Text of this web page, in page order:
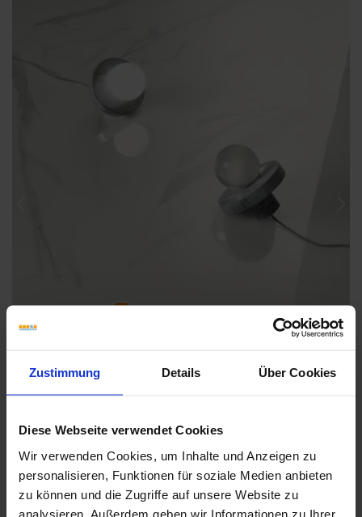
Zustimmung Details Über Cookies
Diese Webseite verwendet Cookies
Wir verwenden Cookies, um Inhalte und Anzeigen zu
personalisieren, Funktionen für soziale Medien anbieten
zu können und die Zugriffe auf unsere Website zu
analysieren. Außerdem geben wir Informationen zu Ihrer
Weitere Serien von Sant Agostino